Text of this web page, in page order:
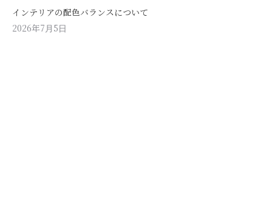
インテリアの配色バランスについて
2026年7月5日